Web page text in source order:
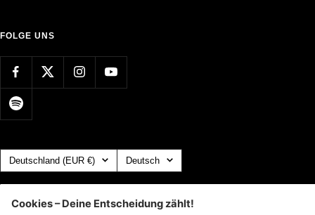
FOLGE UNS
Land/Region Deutschland (EUR €) Sprache
Deutsch
AFM Records c/o IC Music and Apparel GmbH